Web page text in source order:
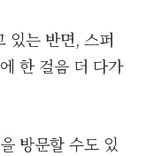
있는 반면, 스퍼
한 걸음 더 다가
방문할 수도 있